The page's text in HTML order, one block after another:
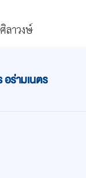
ลาวงษ์
ร่ามเนตร